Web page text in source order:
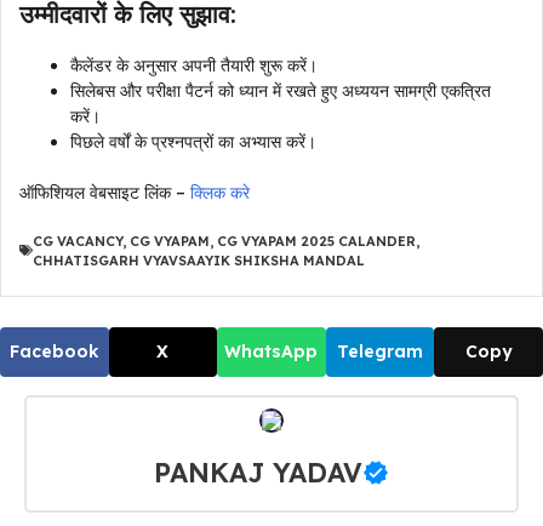
उम्मीदवारों के लिए सुझाव:
कैलेंडर के अनुसार अपनी तैयारी शुरू करें।
सिलेबस और परीक्षा पैटर्न को ध्यान में रखते हुए अध्ययन सामग्री एकत्रित
करें।
पिछले वर्षों के प्रश्नपत्रों का अभ्यास करें।
ऑफिशियल वेबसाइट लिंक – क्लिक करे
CG VACANCY, CG VYAPAM, CG VYAPAM 2025 CALANDER,
CHHATISGARH VYAVSAAYIK SHIKSHA MANDAL
Facebook X WhatsApp Telegram Copy
PANKAJ YADAV